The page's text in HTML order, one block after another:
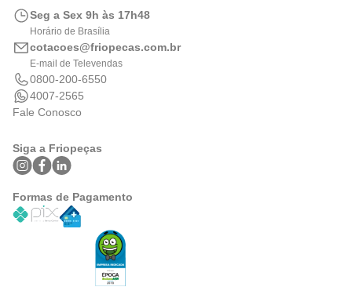
Portal de Boletos
Seg a Sex 9h às 17h48
Horário de Brasília
cotacoes@friopecas.com.br
E-mail de Televendas
0800-200-6550
4007-2565
Fale Conosco
Siga a Friopeças
Formas de Pagamento